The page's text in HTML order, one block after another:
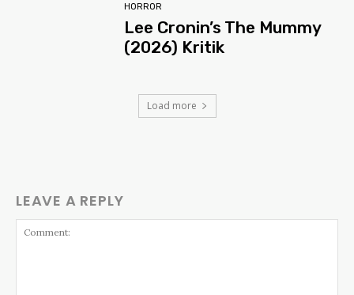
HORROR
Lee Cronin’s The Mummy
(2026) Kritik
Load more
LEAVE A REPLY